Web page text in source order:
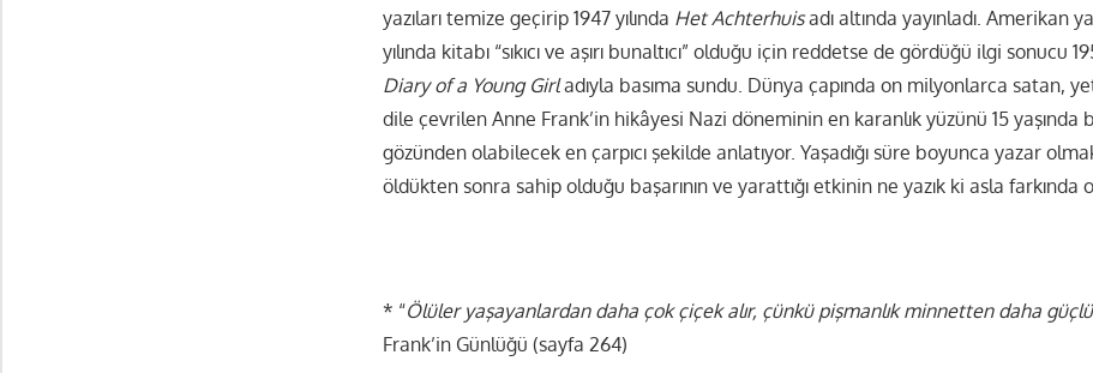
yazıları temize geçirip 1947 yılında Het Achterhuisadı altında yayınladı. Amerikan
yılında kitabı “sıkıcı ve aşırı bunaltıcı” olduğu için reddetse de gördüğü ilgi sonucu
Diary of a Young Girladıyla basıma sundu. Dünya çapında on milyonlarca satan,
dile çevrilen Anne Frank’in hikâyesi Nazi döneminin en karanlık yüzünü 15 yaşında
gözünden olabilecek en çarpıcı şekilde anlatıyor. Yaşadığı süre boyunca yazar
öldükten sonra sahip olduğu başarının ve yarattığı etkinin ne yazık ki asla farkında
* “Ölüler yaşayanlardan daha çok çiçek alır, çünkü pişmanlık minnetten daha
Frank’in Günlüğü (sayfa 264)